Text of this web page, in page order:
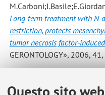
Questo sito
Long-term treatment with N-
restriction, protects
tumor necrosis factor-
GERONTOLOGY», 2006,
Shantz L.M.; Giordano E.